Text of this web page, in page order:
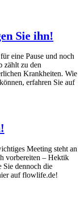
Sie ihn!
eine Pause und noch
zählt zu den
Krankheiten. Wie
erfahren Sie auf
Meeting steht an
vorbereiten – Hektik
Sie dennoch die
auf flowlife.de!